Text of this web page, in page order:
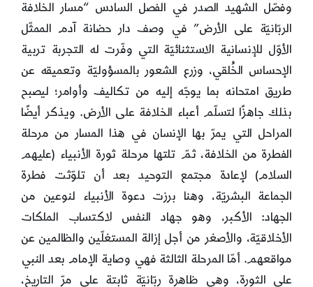
وفصّل الشهيد الصدر في الفصل السادس “مسار الخلافة
الربّانيّة على الأرض” في وصف دار حضانة آدم الممثّل
الأوّل للإنسانية الاستثنائيّة التي وفّرت له التجربة تربية
الإحساس الخُلقي، وزرع الشعور بالمسؤوليّة وتعميقه عن
طريق امتحانه بما يوجّه إليه من تكاليف وأوامر؛ ليصبح
بذلك جاهزًا لتسلّم أعباء الخلافة على الأرض. ويذكر أيضًا
المراحل التي يمرّ بها الإنسان في هذا المسار من مرحلة
الفطرة من الخلافة، ثمّ تلتها مرحلة ثورة الأنبياء (عليهم
السلام) لإعادة مجتمع التوحيد بعد أن تلوّثت فطرة
الجماعة البشريّة، وهنا برزت دعوة الأنبياء لنوعين من
الجهاد: الأكبر، وهو جهاد النفس لاكتساب الملكات
الأخلاقيّة، والأصغر من أجل إزالة المستغلّين والظالمين عن
مواقعهم. أمّا المرحلة الثالثة فهي وصاية الإمام بعد النبي
على الثورة، وهي ظاهرة ربّانيّة ثابتة على مرّ التاريخ،